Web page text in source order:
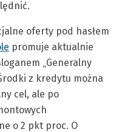
oferty pod hasłem
promuje aktualnie
„Generalny
z kredytu można
cel, ale po
o 2 pkt proc. O